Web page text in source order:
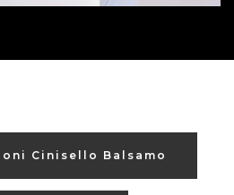
Cinisello Balsamo